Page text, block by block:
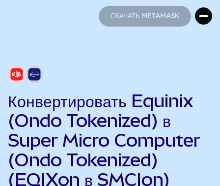
СКАЧАТЬ METAMASK
Конвертировать Equinix
(Ondo Tokenized) в
Super Micro Computer
(Ondo Tokenized)
(EQIXon в SMCIon)